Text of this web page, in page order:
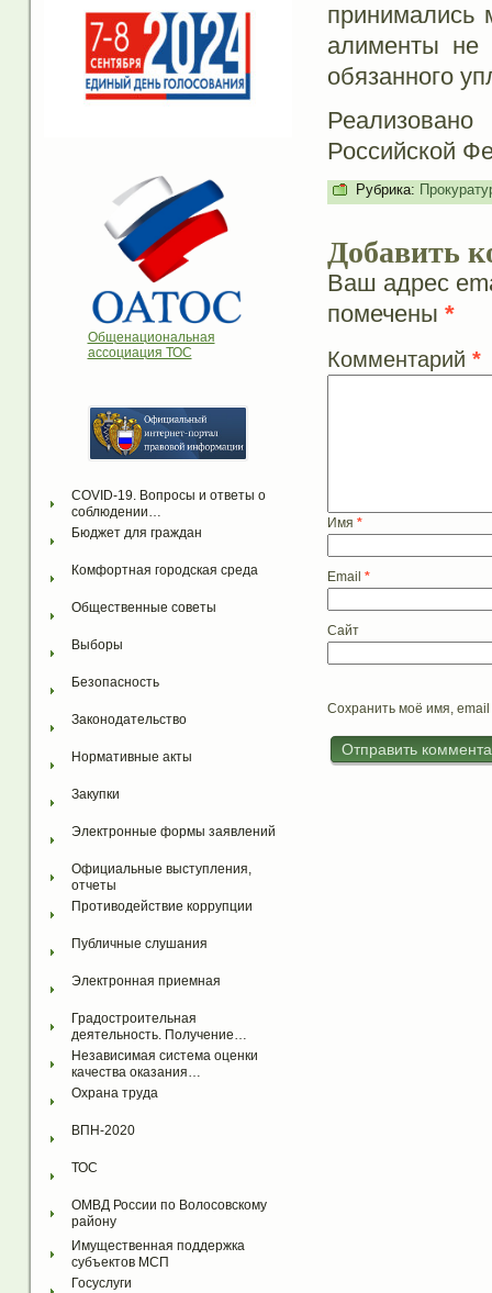
Общенациональная
ассоциация ТОС
COVID-19. Вопросы и ответы о
соблюдении…
Бюджет для граждан
Комфортная городская среда
Общественные советы
Выборы
Безопасность
Законодательство
Нормативные акты
Закупки
Электронные формы заявлений
Официальные выступления,
отчеты
Противодействие коррупции
Публичные слушания
Электронная приемная
Градостроительная
деятельность. Получение…
Независимая система оценки
качества оказания…
Охрана труда
ВПН-2020
ТОС
ОМВД России по Волосовскому
району
Имущественная поддержка
субъектов МСП
Госуслуги
принимались
алименты не
обязанного
Российской
Рубрика:
Добавить
Ваш адрес
помечены *
Комментарий *
Имя *
Email *
Сайт
Сохранить моё имя,